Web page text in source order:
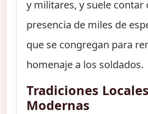
y militares, y suele contar
presencia de miles de
que se congregan para
homenaje a los soldados.
Tradiciones Locales
Modernas